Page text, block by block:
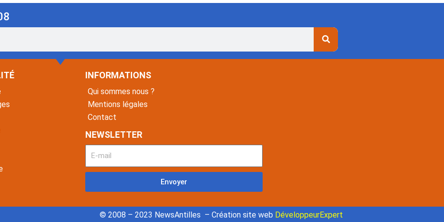
INFORMATIONS
Qui sommes nous ?
Mentions légales
Contact
NEWSLETTER
Envoyer
© 2008 – 2023 NewsAntilles – Création site web DéveloppeurExpert